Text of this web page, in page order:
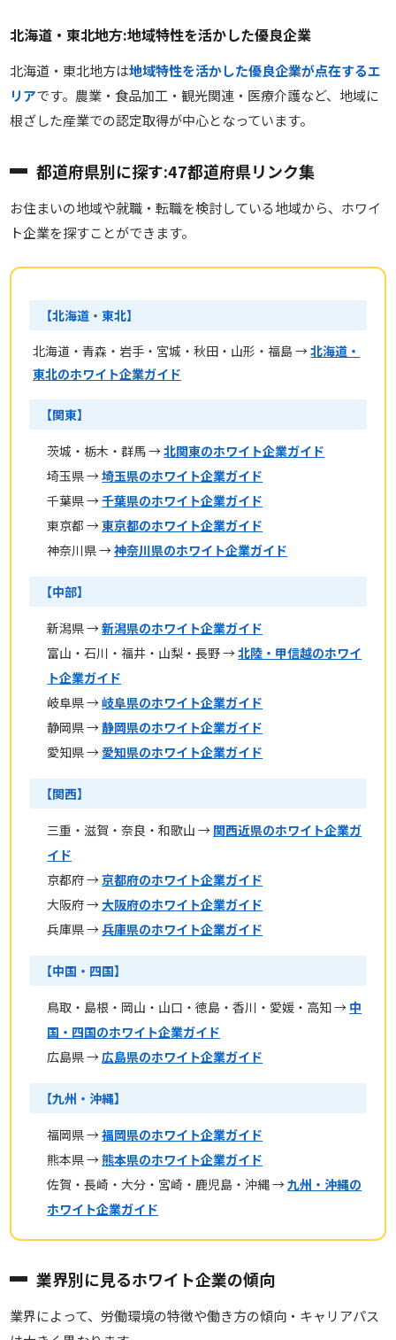
北海道・東北地方:地域特性を活かした優良企業
北海道・東北地方は地域特性を活かした優良企業が点在するエ
リアです。農業・食品加工・観光関連・医療介護など、地域に
根ざした産業での認定取得が中心となっています。
都道府県別に探す:47都道府県リンク集
お住まいの地域や就職・転職を検討している地域から、ホワイ
ト企業を探すことができます。
【北海道・東北】
北海道・青森・岩手・宮城・秋田・山形・福島 →北海道・
東北のホワイト企業ガイド
【関東】
茨城・栃木・群馬 →北関東のホワイト企業ガイド
埼玉県 →埼玉県のホワイト企業ガイド
千葉県 →千葉県のホワイト企業ガイド
東京都 →東京都のホワイト企業ガイド
神奈川県 →神奈川県のホワイト企業ガイド
【中部】
新潟県 →新潟県のホワイト企業ガイド
富山・石川・福井・山梨・長野 →北陸・甲信越のホワイ
ト企業ガイド
岐阜県 →岐阜県のホワイト企業ガイド
静岡県 →静岡県のホワイト企業ガイド
愛知県 → 愛知県のホワイト企業ガイド
【関西】
三重・滋賀・奈良・和歌山 → 関西近県のホワイト企業ガ
イド
京都府 →京都府のホワイト企業ガイド
大阪府 →大阪府のホワイト企業ガイド
兵庫県 →兵庫県のホワイト企業ガイド
【中国・四国】
鳥取・島根・岡山・山口・徳島・香川・愛媛・高知 → 中
国・四国のホワイト企業ガイド
広島県 →広島県のホワイト企業ガイド
【九州・沖縄】
福岡県 →福岡県のホワイト企業ガイド
熊本県 →熊本県のホワイト企業ガイド
佐賀・長崎・大分・宮崎・鹿児島・沖縄 →九州・沖縄の
ホワイト企業ガイド
業界別に見るホワイト企業の傾向
業界によって、労働環境の特徴や働き方の傾向・キャリアパス